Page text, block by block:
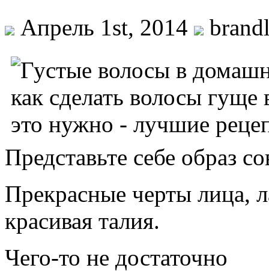
Апрель 1st, 2014
Представьте себе образ
Прекрасные черты лица,
красивая талия.
Чего-то не достаточно